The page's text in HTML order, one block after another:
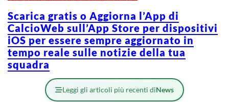
Scarica gratis o Aggiorna l’App di
CalcioWeb sull’App Store per dispositivi
iOS per essere sempre aggiornato in
tempo reale sulle notizie della tua
squadra
Leggi gli articoli più recenti diNews